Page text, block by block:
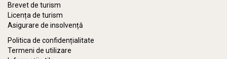
Brevet de turism
Licența de turism
Asigurare de insolvență
Politica de confidențialitate
Termeni de utilizare